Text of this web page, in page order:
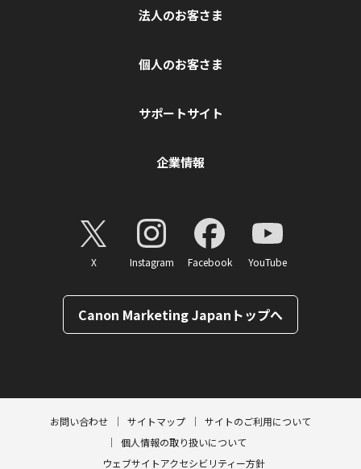
法人のお客さま
個人のお客さま
サポートサイト
企業情報
X Instagram Facebook YouTube
Canon Marketing Japanトップへ
お問い合わせ サイトマップ
サイトのご利用について
個人情報の取り扱いについて
ウェブサイトアクセシビリティー方針